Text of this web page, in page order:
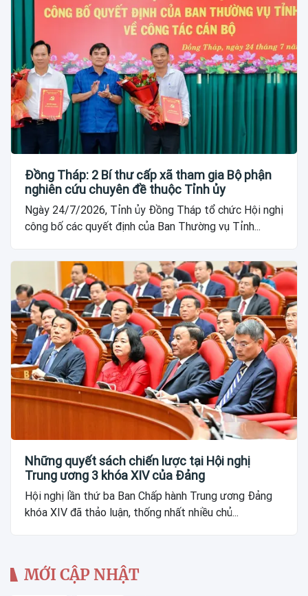
Đồng Tháp: 2 Bí thư cấp xã tham gia Bộ phận
nghiên cứu chuyên đề thuộc Tỉnh ủy
Ngày 24/7/2026, Tỉnh ủy Đồng Tháp tổ chức Hội nghị
công bố các quyết định của Ban Thường vụ Tỉnh...
Những quyết sách chiến lược tại Hội nghị
Trung ương 3 khóa XIV của Đảng
Hội nghị lần thứ ba Ban Chấp hành Trung ương Đảng
khóa XIV đã thảo luận, thống nhất nhiều chủ...
MỚI CẬP NHẬT